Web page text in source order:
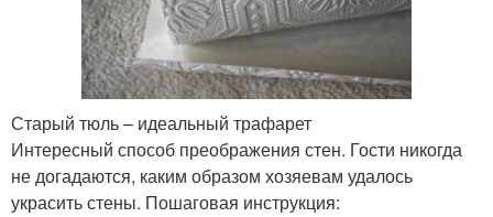
Старый тюль – идеальный трафарет
Интересный способ преображения стен. Гости никогда
не догадаются, каким образом хозяевам удалось
украсить стены. Пошаговая инструкция: